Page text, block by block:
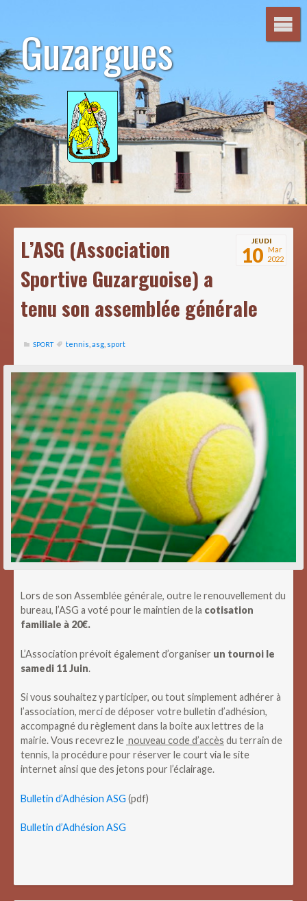
contenuGuzargues
JEUDI
10 Mar
2022
L’ASG (Association
Sportive Guzarguoise) a
tenu son assemblée générale
SPORT tennis asg sport
Lors de son Assemblée générale, outre le renouvellement du
bureau, l’ASG a voté pour le maintien de la cotisation
familiale à 20€.
L’Association prévoit également d’organiser un tournoi le
samedi 11 Juin.
Si vous souhaitez y participer, ou tout simplement adhérer à
l’association, merci de déposer votre bulletin d’adhésion,
accompagné du règlement dans la boite aux lettres de la
mairie. Vous recevrez le nouveau code d’accès du terrain de
tennis, la procédure pour réserver le court via le site
internet ainsi que des jetons pour l’éclairage.
Bulletin d’Adhésion ASG (pdf)
Bulletin d’Adhésion ASG